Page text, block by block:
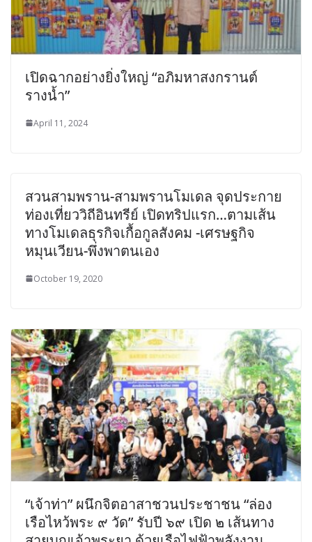
เปิดฉากอย่างยิ่งใหญ่ “อภิมหาสงกรานต์
รางน้ำ”
April 11, 2024
สวนสามพราน-สามพรานโมเดล จุดประกาย
ท่องเที่ยววิถีอินทรีย์ เปิดทริปแรก…ตามเส้น
ทางโมเดลธุรกิจเกื้อกูลสังคม -เศรษฐกิจ
หมุนเวียน-พึ่งพาตนเอง
October 19, 2020
“เจ้าท่า” ผนึกจิตอาสาชวนประชาชน “ล่อง
เรือไหว้พระ ๙ วัด” รับปี ๖๙ เปิด ๒ เส้นทาง